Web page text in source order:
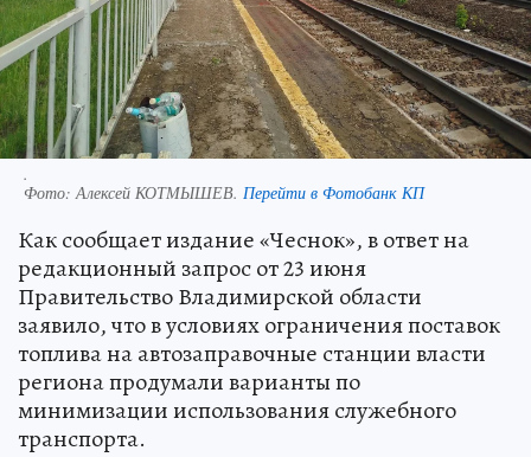
.
Фото:Алексей КОТМЫШЕВ. Перейти в Фотобанк КП
Как сообщает издание «Чеснок», в ответ на
редакционный запрос от 23 июня
Правительство Владимирской области
заявило, что в условиях ограничения поставок
топлива на автозаправочные станции власти
региона продумали варианты по
минимизации использования служебного
транспорта.